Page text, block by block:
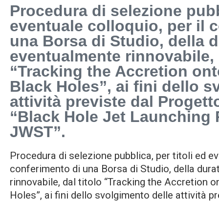
Procedura di selezione
eventuale colloquio, per il
una Borsa di Studio, della
eventualmente
“Tracking the Accretion
Black Holes”, ai fini dello
attività previste dal
“Black Hole Jet Launching
JWST”.
Procedura di selezione pubblica, per titoli ed
conferimento di una Borsa di Studio, della
rinnovabile, dal titolo “Tracking the Accretion
Holes”, ai fini dello svolgimento delle attività